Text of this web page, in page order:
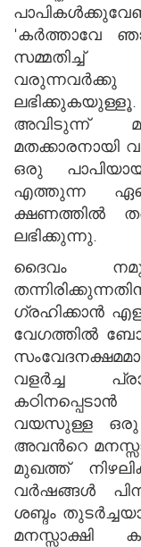
'കര്‍ത്താവേ
ലഭിക്കുകയുള്ളൂ.
അവിടുന്ന്
മതക്കാരനായി
ഒരു
എത്തുന്ന
ക്ഷണത്തില്‍
ലഭിക്കുന്നു.
ദൈവം
ഗ്രഹിക്കാന്‍
വേഗത്തില്‍
വളര്‍ച്ച
വയസുള്ള ഒരു
അവന്‍റെ
മുഖത്ത്
വര്‍ഷങ്ങള്‍
ശബ്ദം
മനസ്സാക്ഷി